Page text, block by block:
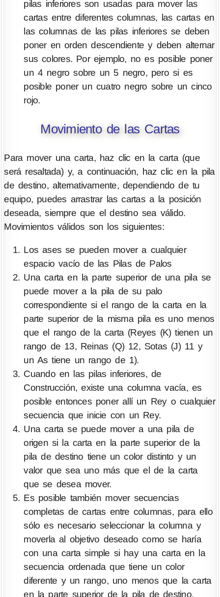
pilas inferiores son usadas para mover las
cartas entre diferentes columnas, las cartas en
las columnas de las pilas inferiores se deben
poner en orden descendiente y deben alternar
sus colores. Por ejemplo, no es posible poner
un 4 negro sobre un 5 negro, pero si es
posible poner un cuatro negro sobre un cinco
rojo.
Movimiento de las Cartas
Para mover una carta, haz clic en la carta (que
será resaltada) y, a continuación, haz clic en la pila
de destino, alternativamente, dependiendo de tu
equipo, puedes arrastrar las cartas a la posición
deseada, siempre que el destino sea válido.
Movimientos válidos son los siguientes:
Los ases se pueden mover a cualquier
espacio vacío de las Pilas de Palos
Una carta en la parte superior de una pila se
puede mover a la pila de su palo
correspondiente si el rango de la carta en la
parte superior de la misma pila es uno menos
que el rango de la carta (Reyes (K) tienen un
rango de 13, Reinas (Q) 12, Sotas (J) 11 y
un As tiene un rango de 1).
Cuando en las pilas inferiores, de
Construcción, existe una columna vacía, es
posible entonces poner allí un Rey o cualquier
secuencia que inicie con un Rey.
Una carta se puede mover a una pila de
origen si la carta en la parte superior de la
pila de destino tiene un color distinto y un
valor que sea uno más que el de la carta
que se desea mover.
Es posible también mover secuencias
completas de cartas entre columnas, para ello
sólo es necesario seleccionar la columna y
moverla al objetivo deseado como se haría
con una carta simple si hay una carta en la
secuencia ordenada que tiene un color
diferente y un rango, uno menos que la carta
en la parte superior de la pila de destino.